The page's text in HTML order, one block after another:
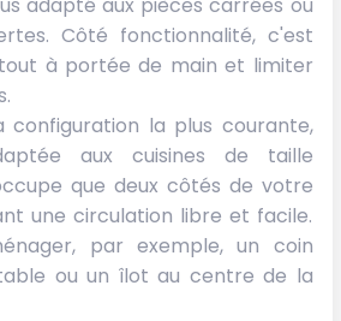
Côté fonctionnalité, c'est
à portée de main et limiter
la plus courante,
aux cuisines de taille
que deux côtés de votre
une circulation libre et facile.
par exemple, un coin
ou un îlot au centre de la